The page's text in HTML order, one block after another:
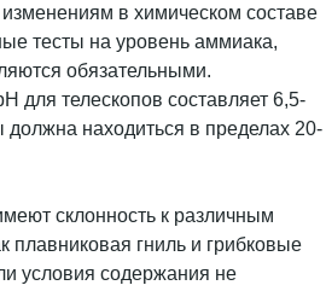
в химическом составе
тесты на уровень аммиака,
обязательными.
для телескопов составляет 6,5-
находиться в пределах 20-
склонность к различным
плавниковая гниль и грибковые
условия содержания не